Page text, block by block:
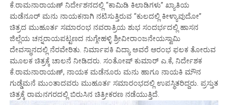
ಕೆ.ರಾಮನಾರಾಯಣ್ ನಿರ್ದೇಶನದಲ್ಲಿ “ಕಾಮಿಡಿ ಕಿಲಾಡಿಗಳು” ಖ್ಯಾತಿಯ
ಮಡೆನೂರ್ ಮನು ನಾಯಕನಾಗಿ ನಟಿಸುತ್ತಿರುವ “ಕುಲದಲ್ಲಿ ಕೀಳ್ಯಾವುದೋ”
ಚಿತ್ರದ ಮುಹೂರ್ತ ಸಮಾರಂಭ ನವರಾತ್ರಿಯ ಶುಭ ಸಂದರ್ಭದಲ್ಲಿ ಹಾಸನ
ಜಿಲ್ಲೆಯ ಚನ್ನರಾಯಪಟ್ಟಣದ ನುಗ್ಗೇಹಳ್ಳಿ ಶ್ರೀವೀರಾಂಜನೇಯಸ್ವಾಮಿ
ದೇವಸ್ಥಾನದಲ್ಲಿ ನೆರವೇರಿತು. ನಿರ್ಮಾಪಕಿ ವಿದ್ಯಾ ಅವರೆ ಆರಂಭ ಫಲಕ ತೋರುವ
ಮೂಲಕ ಚಿತ್ರಕ್ಕೆ ಚಾಲನೆ ನೀಡಿದರು. ಸಂತೋಷ್ ಕುಮಾರ್ ಎ.ಕೆ, ನಿರ್ದೇಶಕ
ಕೆ.ರಾಮನಾರಾಯಣ್, ನಾಯಕ ಮಡೆನೂರು ಮನು ಹಾಗೂ ನಾಯಕಿ ಮೌನ
ಗುಡ್ಡೆಮನೆ ಮುಂತಾದವರು ಮುಹೂರ್ತ ಸಮಾರಂಭದಲ್ಲಿ ಉಪಸ್ಥಿತರಿದ್ದರು. ಪ್ರಸ್ತುತ
ಚಿತ್ರಕ್ಕೆ ರಾಮನಗರದಲ್ಲಿ ಬಿರುಸಿನ ಚಿತ್ರೀಕರಣ ನಡೆಯುತ್ತಿದೆ.